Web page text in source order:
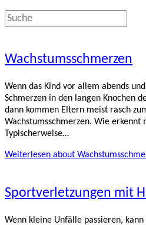
Wachstumsschmerzen
Wenn das Kind vor allem abends
Schmerzen in den langen Knochen
dann kommen Eltern meist rasch
Wachstumsschmerzen. Wie erkennt
Typischerweise…
Weiterlesen about
Sportverletzungen mit
Wenn kleine Unfälle passieren,